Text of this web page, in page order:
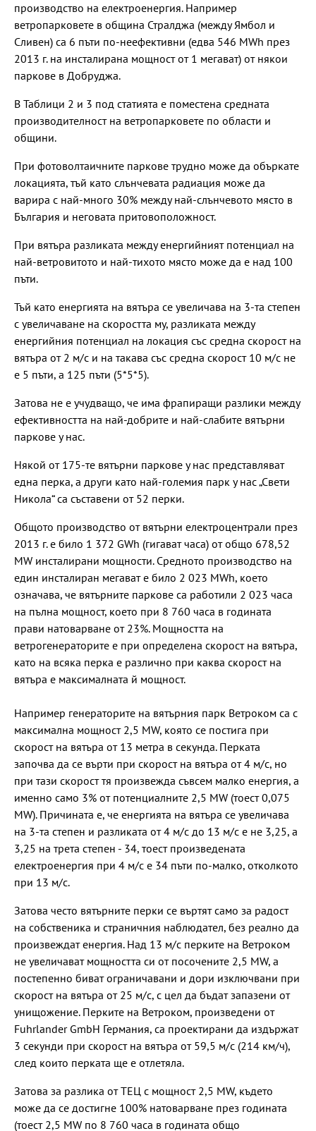
производство на електроенергия. Например
ветропарковете в община Стралджа (между Ямбол и
Сливен) са 6 пъти по-неефективни (едва 546 MWh през
2013 г. на инсталирана мощност от 1 мегават) от някои
паркове в Добруджа.
В Таблици 2 и 3 под статията е поместена средната
производителност на ветропарковете по области и
общини.
При фотоволтаичните паркове трудно може да объркате
локацията, тъй като слънчевата радиация може да
варира с най-много 30% между най-слънчевото място в
България и неговата притовоположност.
При вятъра разликата между енергийният потенциал на
най-ветровитото и най-тихото място може да е над 100
пъти.
Тъй като енергията на вятъра се увеличава на 3-та степен
с увеличаване на скоростта му, разликата между
енергийния потенциал на локация със средна скорост на
вятъра от 2 м/с и на такава със средна скорост 10 м/с не
е 5 пъти, а 125 пъти (5*5*5).
Затова не е учудващо, че има фрапиращи разлики между
ефективността на най-добрите и най-слабите вятърни
паркове у нас.
Някой от 175-те вятърни паркове у нас представляват
една перка, а други като най-големия парк у нас „Свети
Никола“ са съставени от 52 перки.
Общото производство от вятърни електроцентрали през
2013 г. е било 1 372 GWh (гигават часа) от общо 678,52
MW инсталирани мощности. Средното производство на
един инсталиран мегават е било 2 023 MWh, което
означава, че вятърните паркове са работили 2 023 часа
на пълна мощност, което при 8 760 часа в годината
прави натоварване от 23%. Мощността на
ветрогенераторите е при определена скорост на вятъра,
като на всяка перка е различно при каква скорост на
вятъра е максималната й мощност.
Например генераторите на вятърния парк Ветроком са с
максимална мощност 2,5 MW, която се постига при
скорост на вятъра от 13 метра в секунда. Перката
започва да се върти при скорост на вятъра от 4 м/с, но
при тази скорост тя произвежда съвсем малко енергия, а
именно само 3% от потенциалните 2,5 MW (тоест 0,075
MW). Причината е, че енергията на вятъра се увеличава
на 3-та степен и разликата от 4 м/с до 13 м/с е не 3,25, а
3,25 на трета степен - 34, тоест произведената
електроенергия при 4 м/с е 34 пъти по-малко, отколкото
при 13 м/с.
Затова често вятърните перки се въртят само за радост
на собственика и страничния наблюдател, без реално да
произвеждат енергия. Над 13 м/с перките на Ветроком
не увеличават мощността си от посочените 2,5 MW, а
постепенно биват ограничавани и дори изключвани при
скорост на вятъра от 25 м/с, с цел да бъдат запазени от
унищожение. Перките на Ветроком, произведени от
Fuhrlander GmbH Германия, са проектирани да издържат
3 секунди при скорост на вятъра от 59,5 м/с (214 км/ч),
след които перката ще е отлетяла.
Затова за разлика от ТЕЦ с мощност 2,5 MW, където
може да се достигне 100% натоварване през годината
(тоест 2,5 MW по 8 760 часа в годината общо